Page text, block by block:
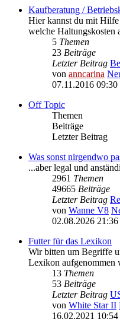
Kaufberatung /
Hier kannst du mit
welche Haltungskosten
5 Themen
23 Beiträge
Letzter Beitrag
von anncarina
07.11.2016 09:30
Off Topic
Themen
Beiträge
Letzter Beitrag
Was sonst nirgendwo
...aber legal und
2961 Themen
49665 Beiträge
Letzter Beitrag
von Wanne V8
02.08.2026 21:36
Futter für das Lexikon
Wir bitten um Begriffe
Lexikon aufgenommen
13 Themen
53 Beiträge
Letzter Beitrag
von White Star II
16.02.2021 10:54